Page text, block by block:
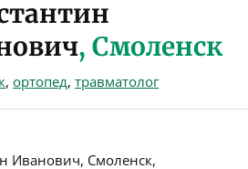
, Смоленск
, ортопед, травматолог
Иванович, Смоленск,